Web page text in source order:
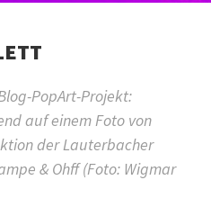
PopArt-Projekt:
auf einem Foto von
der Lauterbacher
& Ohff (Foto: Wigmar